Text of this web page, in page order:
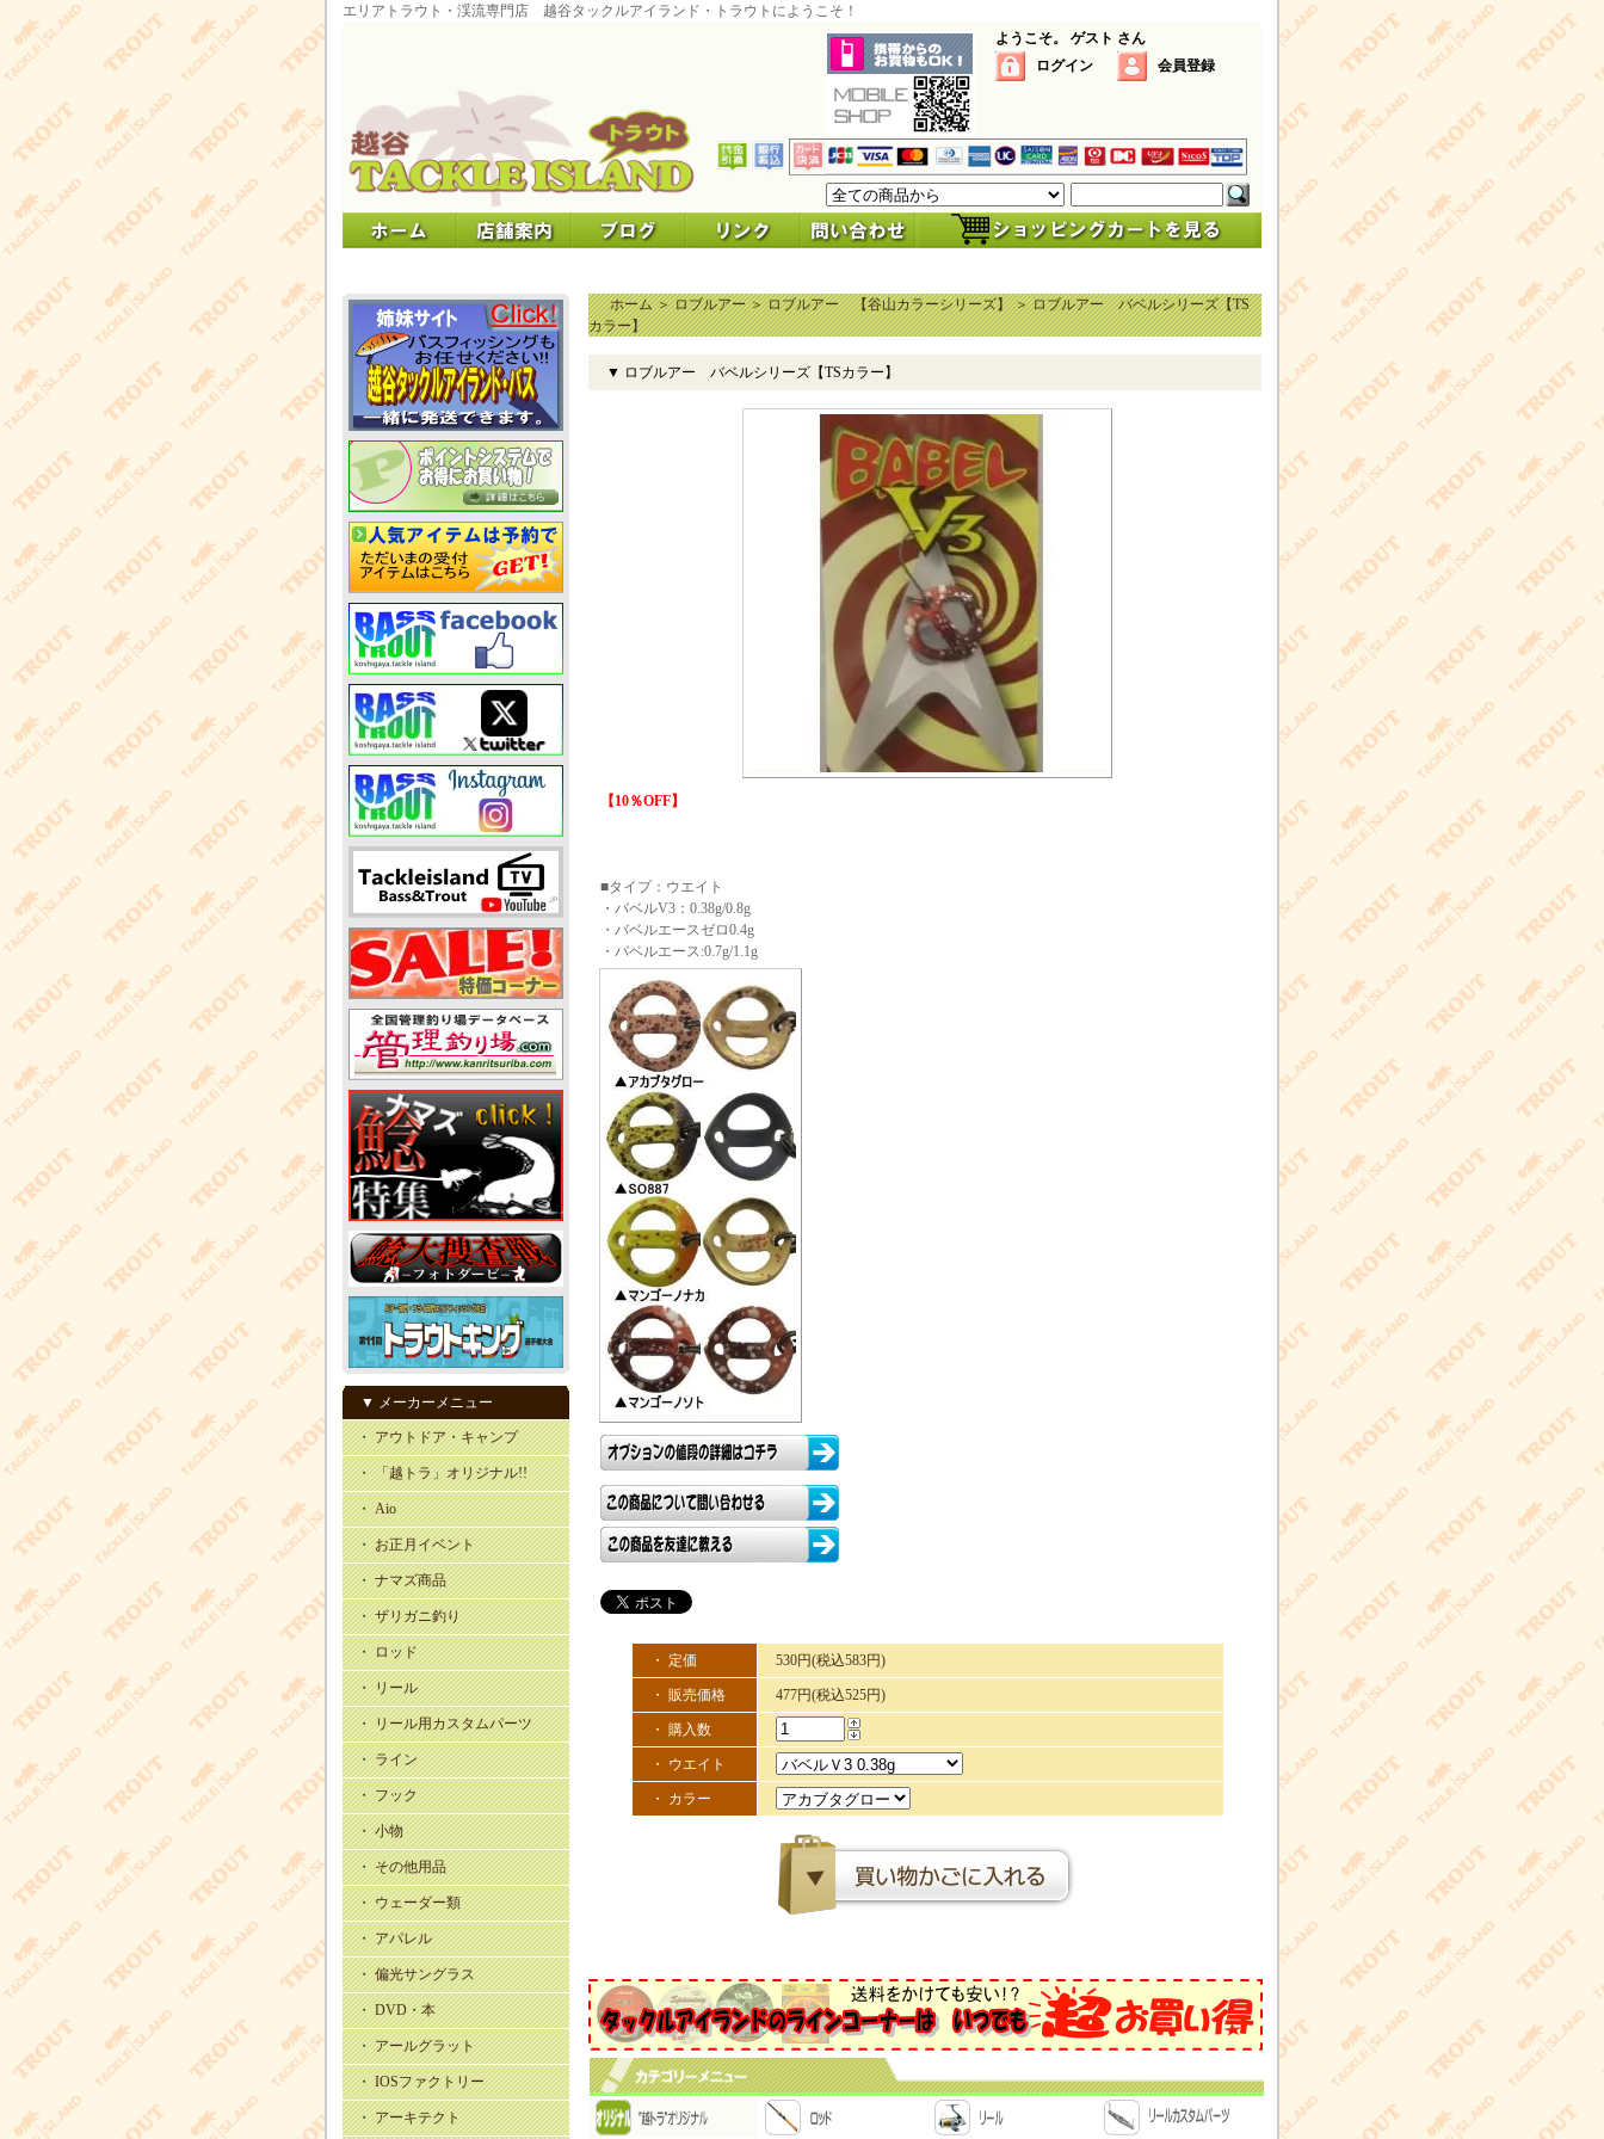
エリアトラウト・渓流専門店 越谷タックルアイランド・トラウトにようこそ！
ようこそ。 ゲスト さん
ログイン
会員登録
▼ メーカーメニュー
・ アウトドア・キャンプ
・ 「越トラ」オリジナル!!
・ Aio
・ お正月イベント
・ ナマズ商品
・ ザリガニ釣り
・ ロッド
・ リール
・ リール用カスタムパーツ
・ ライン
・ フック
・ 小物
・ その他用品
・ ウェーダー類
・ アパレル
・ 偏光サングラス
・ DVD・本
・ アールグラット
・ IOSファクトリー
・ アーキテクト
ホーム＞ロブルアー＞ロブルアー 【谷山カラーシリーズ】＞ロブルアー バベルシリーズ【TS
カラー】
▼ ロブルアー バベルシリーズ【TSカラー】
【10％OFF】
■タイプ：ウエイト
・バベルV3：0.38g/0.8g
・バベルエースゼロ0.4g
・バベルエース:0.7g/1.1g
・ 定価 530円(税込583円)
・ 販売価格 477円(税込525円)
・ 購入数
・ ウエイト
・ カラー